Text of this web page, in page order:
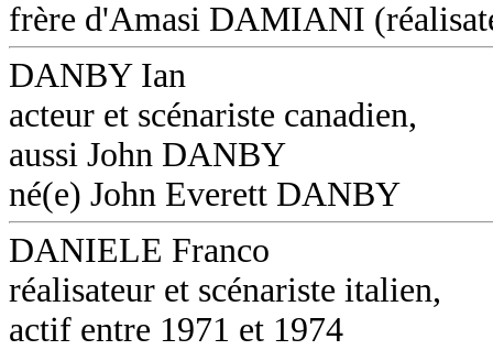
frère d'Amasi DAMIANI
DANBY Ian
acteur et scénariste canadien,
aussi John DANBY
né(e) John Everett DANBY
DANIELE Franco
réalisateur et scénariste italien,
actif entre 1971 et 1974